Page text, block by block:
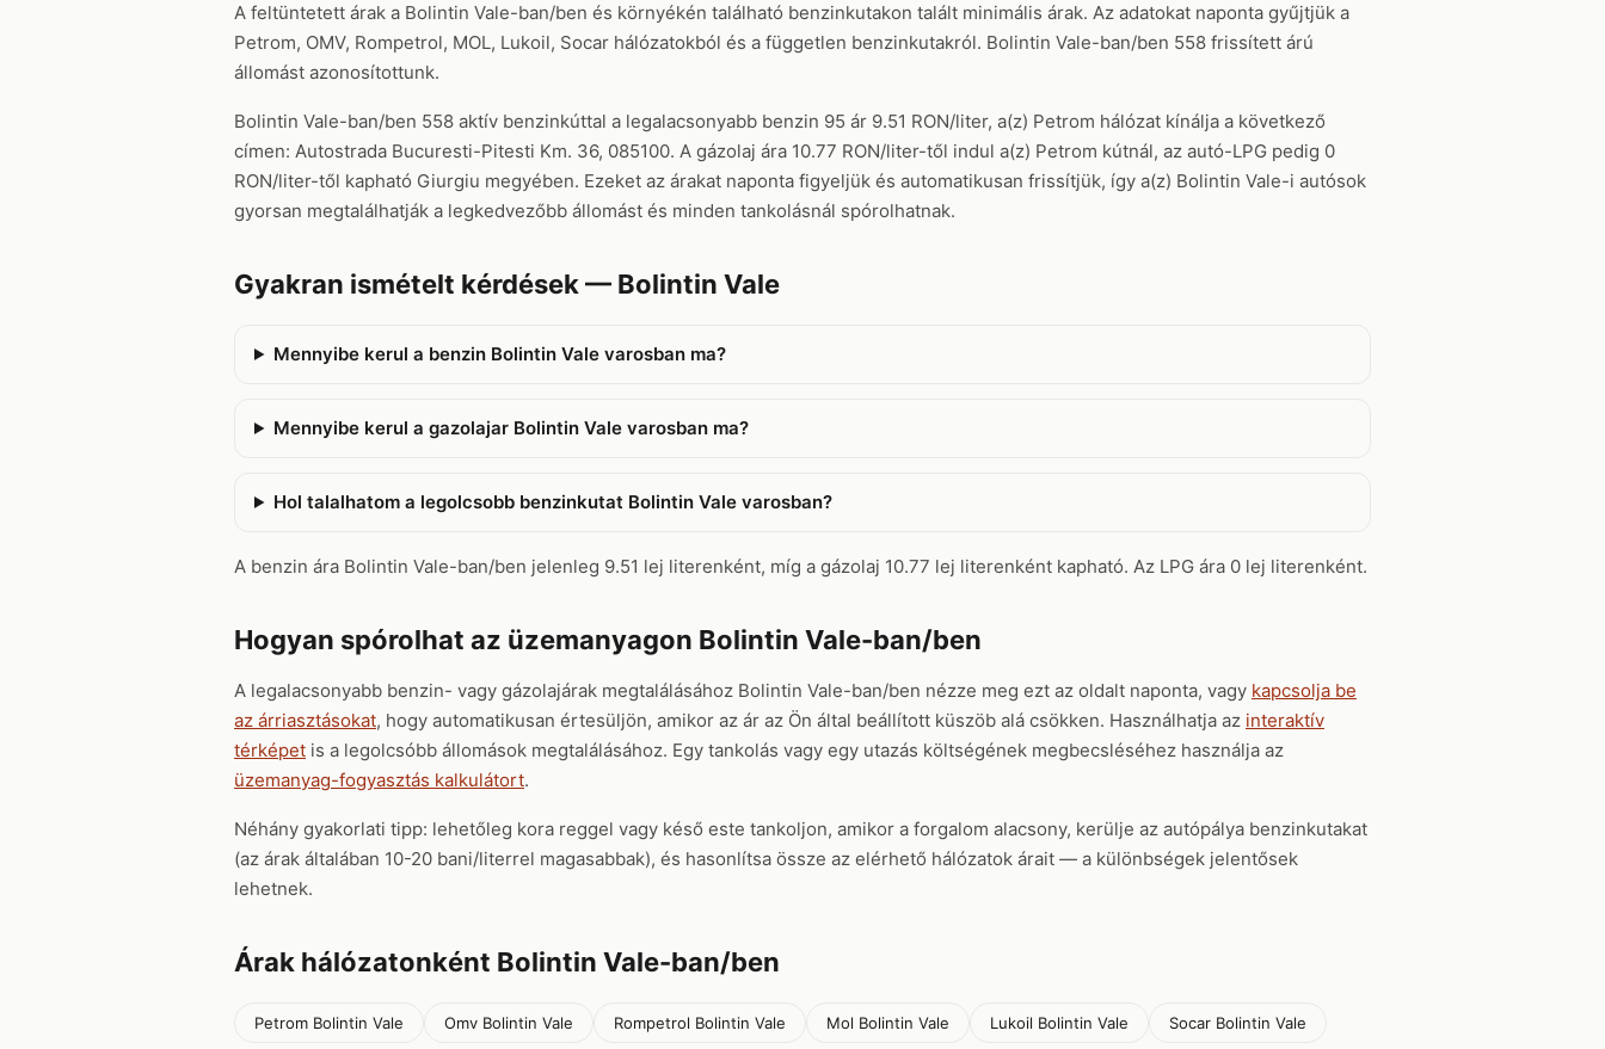
A feltüntetett árak a Bolintin Vale-ban/ben és környékén található benzinkutakon talált minimális árak. Az adatokat naponta gyűjtjük a
Petrom, OMV, Rompetrol, MOL, Lukoil, Socar hálózatokból és a független benzinkutakról. Bolintin Vale-ban/ben 558 frissített árú
állomást azonosítottunk.
Bolintin Vale-ban/ben 558 aktív benzinkúttal a legalacsonyabb benzin 95 ár 9.51 RON/liter, a(z) Petrom hálózat kínálja a következő
címen: Autostrada Bucuresti-Pitesti Km. 36, 085100. A gázolaj ára 10.77 RON/liter-től indul a(z) Petrom kútnál, az autó-LPG pedig 0
RON/liter-től kapható Giurgiu megyében. Ezeket az árakat naponta figyeljük és automatikusan frissítjük, így a(z) Bolintin Vale-i autósok
gyorsan megtalálhatják a legkedvezőbb állomást és minden tankolásnál spórolhatnak.
Gyakran ismételt kérdések — Bolintin Vale
Mennyibe kerul a benzin Bolintin Vale varosban ma?
Mennyibe kerul a gazolajar Bolintin Vale varosban ma?
Hol talalhatom a legolcsobb benzinkutat Bolintin Vale varosban?
A benzin ára Bolintin Vale-ban/ben jelenleg 9.51 lej literenként, míg a gázolaj 10.77 lej literenként kapható. Az LPG ára 0 lej literenként.
Hogyan spórolhat az üzemanyagon Bolintin Vale-ban/ben
A legalacsonyabb benzin- vagy gázolajárak megtalálásához Bolintin Vale-ban/ben nézze meg ezt az oldalt naponta, vagy kapcsolja be
az árriasztásokat, hogy automatikusan értesüljön, amikor az ár az Ön által beállított küszöb alá csökken. Használhatja az interaktív
térképet is a legolcsóbb állomások megtalálásához. Egy tankolás vagy egy utazás költségének megbecsléséhez használja az
üzemanyag-fogyasztás kalkulátort.
Néhány gyakorlati tipp: lehetőleg kora reggel vagy késő este tankoljon, amikor a forgalom alacsony, kerülje az autópálya benzinkutakat
(az árak általában 10-20 bani/literrel magasabbak), és hasonlítsa össze az elérhető hálózatok árait — a különbségek jelentősek
lehetnek.
Árak hálózatonként Bolintin Vale-ban/ben
Petrom Bolintin Vale Omv Bolintin Vale Rompetrol Bolintin Vale Mol Bolintin Vale Lukoil Bolintin Vale Socar Bolintin Vale